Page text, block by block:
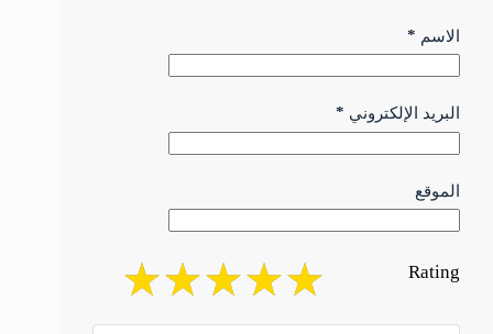
الاسم *
البريد الإلكتروني *
الموقع
Rating